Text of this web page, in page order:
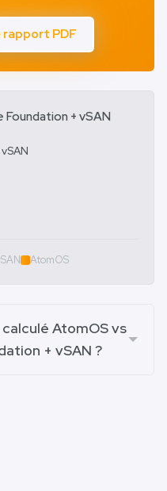
PDF
+ vSAN
AtomOS
AtomOS vs
+ vSAN ?